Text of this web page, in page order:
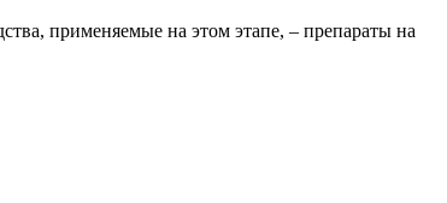
применяемые на этом этапе, – препараты на